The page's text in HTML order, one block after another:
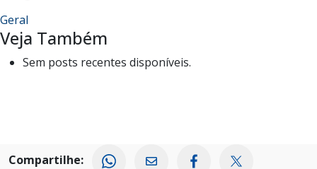
Geral
Veja Também
Sem posts recentes disponíveis.
Compartilhe: